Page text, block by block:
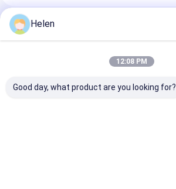
추천된 제품
Helen
12:08 PM
Good day, what product are you looking for?